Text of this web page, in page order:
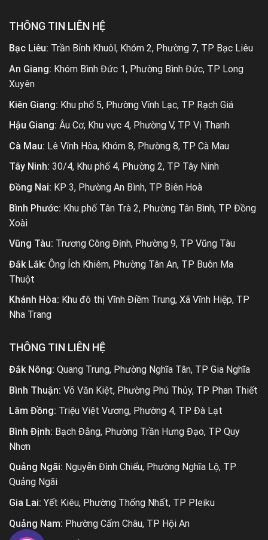
THÔNG TIN LIÊN HỆ
Bạc Liêu: Trần Bỉnh Khuôl, Khóm 2, Phường 7, TP Bạc Liêu
An Giang: Khóm Bình Đức 1, Phường Bình Đức, TP Long
Xuyên
Kiên Giang: Khu phố 5, Phường Vĩnh Lạc, TP Rạch Giá
Hậu Giang: Âu Cơ, Khu vực 4, Phường V, TP Vị Thanh
Cà Mau: Lê Vĩnh Hòa, Khóm 8, Phường 8, TP Cà Mau
Tây Ninh: 30/4, Khu phố 4, Phường 2, TP Tây Ninh
Đồng Nai: KP 3, Phường An Bình, TP Biên Hoà
Bình Phước: Khu phố Tân Trà 2, Phường Tân Bình, TP Đồng
Xoài
Vũng Tàu: Trương Công Định, Phường 9, TP Vũng Tàu
Đắk Lắk: Ông Ích Khiêm, Phường Tân An, TP Buôn Ma
Thuột
Khánh Hòa: Khu đô thị Vĩnh Điềm Trung, Xã Vĩnh Hiệp, TP
Nha Trang
THÔNG TIN LIÊN HỆ
Đắk Nông: Quang Trung, Phường Nghĩa Tân, TP Gia Nghĩa
Bình Thuận: Võ Văn Kiệt, Phường Phú Thủy, TP Phan Thiết
Lâm Đồng: Triệu Việt Vương, Phường 4, TP Đà Lạt
Bình Định: Bạch Đằng, Phường Trần Hưng Đạo, TP Quy
Nhơn
Quảng Ngãi: Nguyễn Đình Chiểu, Phường Nghĩa Lộ, TP
Quảng Ngãi
Gia Lai: Yết Kiêu, Phường Thống Nhất, TP Pleiku
Quảng Nam: Phường Cẩm Châu, TP Hội An